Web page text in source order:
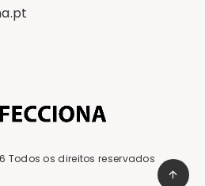
.pt
Todos os direitos reservados